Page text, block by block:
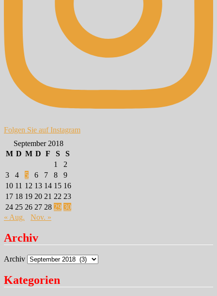
Folgen Sie auf Instagram
September 2018
M D M D F S
S
1
2
3
4 5 6 7 8
9
10 11 12 13 14 15 16
17 18 19 20 21 22 23
24 25 26 27 28 29 30
« Aug.
Nov. »
Archiv
Archiv
Kategorien